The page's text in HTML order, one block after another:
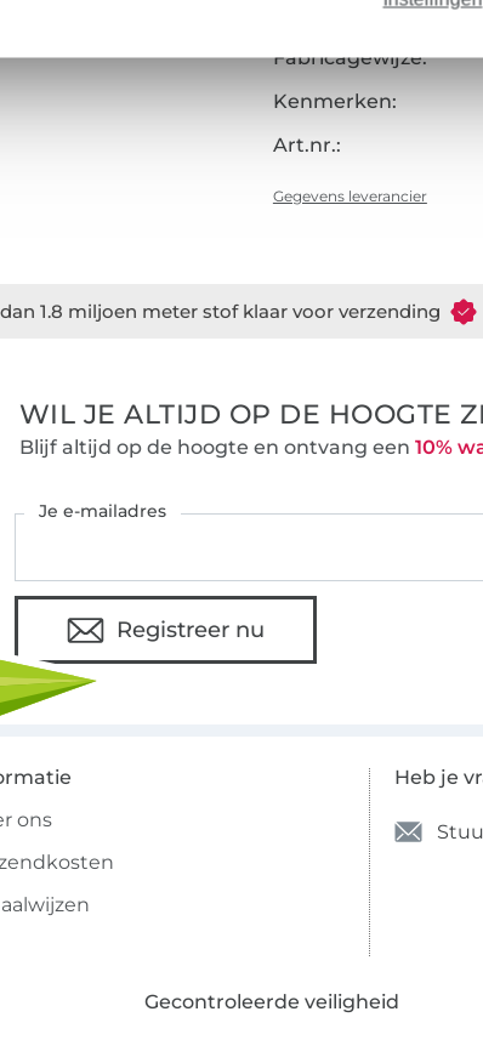
Fabricagewijze:
Kenmerken:
Art.nr.:
Gegevens leverancier
1.8 miljoen meter stof klaar voor verzending
WIL JE ALTIJD OP DE HOOGTE
Blijf altijd op de hoogte en ontvang een 10%
Je e-mailadres
Registreer nu
ons
Heb je
Gecontroleerde veiligheid